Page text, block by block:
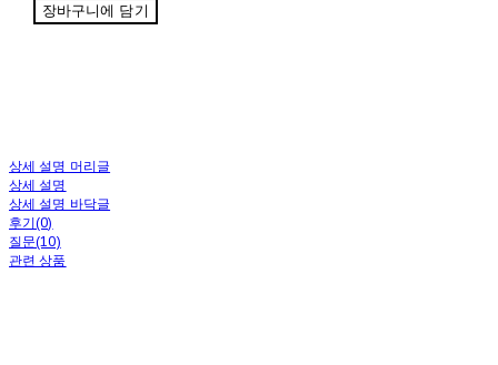
장바구니에 담기
상세 설명 머리글
상세 설명
상세 설명 바닥글
후기(0)
질문(10)
관련 상품